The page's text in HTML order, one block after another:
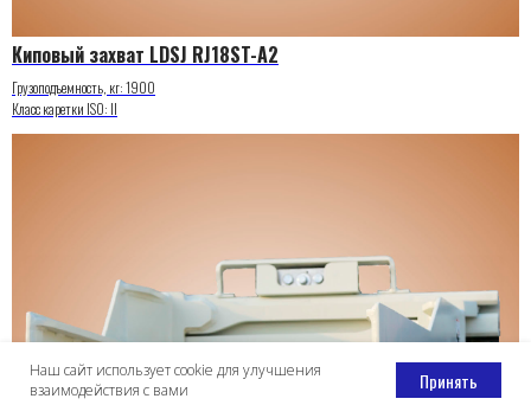
Наш сайт использует cookie для улучшения
взаимодействия с вами
Принять
Киповый захват LDSJ RJ18ST-A2
Грузоподъемность, кг: 1900
Класс каретки ISO: II